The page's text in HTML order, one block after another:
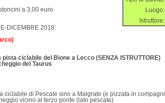
Luogo:
Istruttore:
a 3,00 euro
DICEMBRE 2018:
pista ciclabile del Bione a Lecco (SENZA ISTRUTTORE)
del Taurus
ciclabile di Pescate sino a Malgrate (e pizzata in
vicino al terzo ponte (lato pescate)